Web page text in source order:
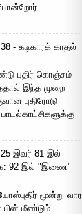
போன்றோர்
38 - கடிகாரக் காதல்
புதிர் கொஞ்சம்
இந்த முறை
புதிரோடு
25 இவர் 81 இல்
92 இல் "இணை"
மூன்று வார
மீண்டும்